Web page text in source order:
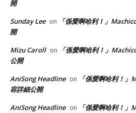
開
Sunday Lee on
「係愛啊哈利！」
開
Mizu Caroll on
「係愛啊哈利！」
公開
AniSong Headline on
「係愛啊哈利！
容詳細公開
AniSong Headline on
「係愛啊哈利！